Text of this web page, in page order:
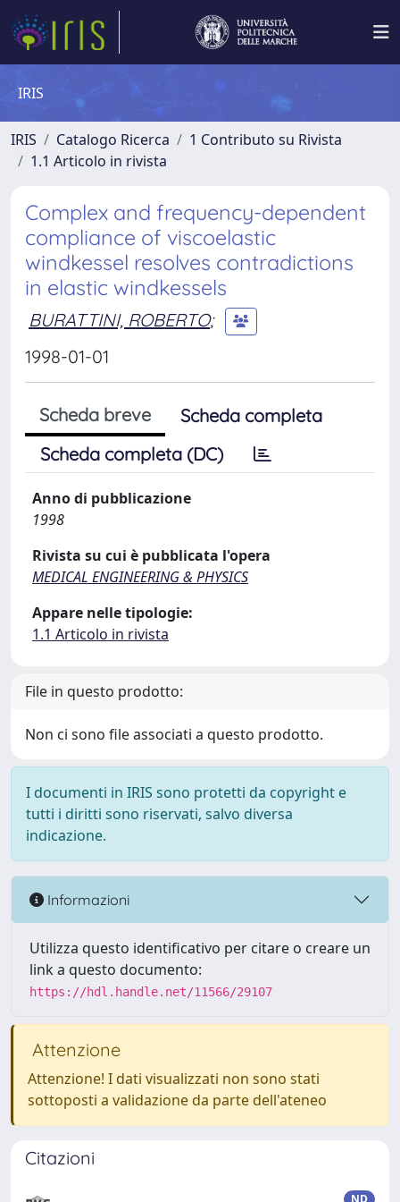
IRIS
IRIS Catalogo Ricerca
1 Contributo su Rivista
1.1 Articolo in rivista
Complex and frequency-dependent
compliance of viscoelastic
windkessel resolves contradictions
in elastic windkessels
BURATTINI, ROBERTO;
1998-01-01
Scheda breve
Scheda completa
Scheda completa (DC)
Anno di pubblicazione
1998
Rivista su cui è pubblicata l'opera
MEDICAL ENGINEERING & PHYSICS
Appare nelle tipologie:
1.1 Articolo in rivista
File in questo prodotto:
Non ci sono file associati a questo prodotto.
I documenti in IRIS sono protetti da copyright e
tutti i diritti sono riservati, salvo diversa
indicazione.
Informazioni
Utilizza questo identificativo per citare o creare un
link a questo documento:
https://hdl.handle.net/11566/29107
Attenzione
Attenzione! I dati visualizzati non sono stati
sottoposti a validazione da parte dell'ateneo
Citazioni